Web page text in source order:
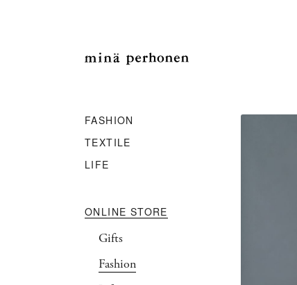
FASHION
TEXTILE
LIFE
ONLINE STORE
Gifts
Fashion